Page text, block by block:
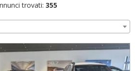
trovati: 355